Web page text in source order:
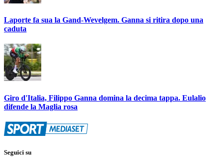
Laporte fa sua la Gand-Wevelgem. Ganna si ritira dopo una
caduta
Giro d'Italia, Filippo Ganna domina la decima tappa. Eulalio
difende la Maglia rosa
Seguici su